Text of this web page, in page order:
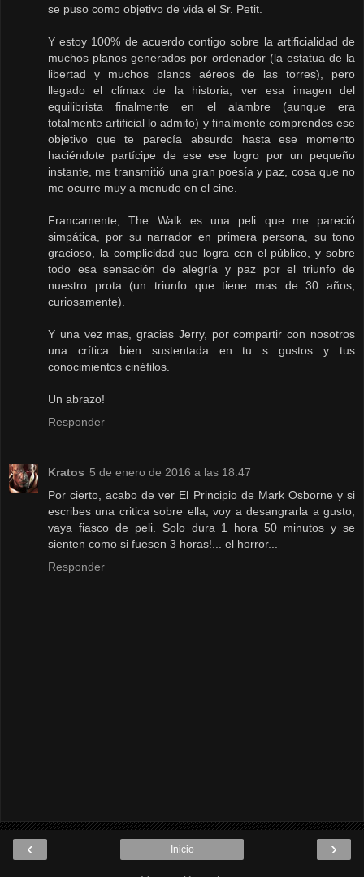
se puso como objetivo de vida el Sr. Petit.
Y estoy 100% de acuerdo contigo sobre la artificialidad de
muchos planos generados por ordenador (la estatua de la
libertad y muchos planos aéreos de las torres), pero
llegado el clímax de la historia, ver esa imagen del
equilibrista finalmente en el alambre (aunque era
totalmente artificial lo admito) y finalmente comprendes ese
objetivo que te parecía absurdo hasta ese momento
haciéndote partícipe de ese ese logro por un pequeño
instante, me transmitió una gran poesía y paz, cosa que no
me ocurre muy a menudo en el cine.
Francamente, The Walk es una peli que me pareció
simpática, por su narrador en primera persona, su tono
gracioso, la complicidad que logra con el público, y sobre
todo esa sensación de alegría y paz por el triunfo de
nuestro prota (un triunfo que tiene mas de 30 años,
curiosamente).
Y una vez mas, gracias Jerry, por compartir con nosotros
una crítica bien sustentada en tu s gustos y tus
conocimientos cinéfilos.
Un abrazo!
Responder
Kratos 5 de enero de 2016 a las 18:47
Por cierto, acabo de ver El Principio de Mark Osborne y si
escribes una critica sobre ella, voy a desangrarla a gusto,
vaya fiasco de peli. Solo dura 1 hora 50 minutos y se
sienten como si fuesen 3 horas!... el horror...
Responder
‹ ›
Inicio